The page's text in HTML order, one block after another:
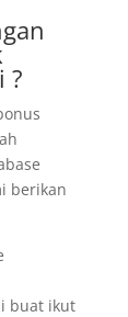
?
berikan
buat ikut